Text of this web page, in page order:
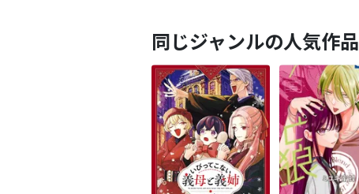
同じジャンルの人気作品